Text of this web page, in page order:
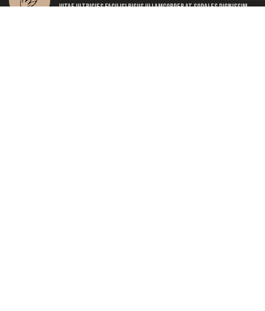
Vitae ultricies facilisi risus ullamcorper at sodales dignissim